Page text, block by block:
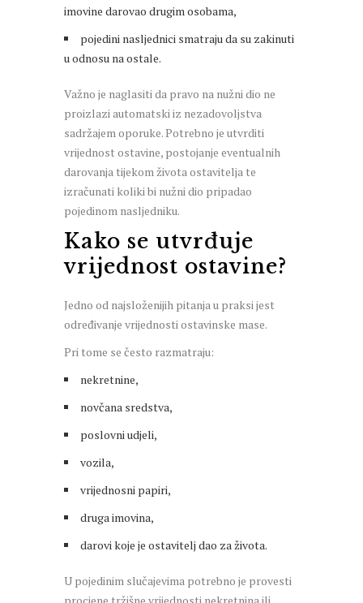
imovine darovao drugim osobama,
pojedini nasljednici smatraju da su zakinuti
u odnosu na ostale.
Važno je naglasiti da pravo na nužni dio ne
proizlazi automatski iz nezadovoljstva
sadržajem oporuke. Potrebno je utvrditi
vrijednost ostavine, postojanje eventualnih
darovanja tijekom života ostavitelja te
izračunati koliki bi nužni dio pripadao
pojedinom nasljedniku.
Kako se utvrđuje
vrijednost ostavine?
Jedno od najsloženijih pitanja u praksi jest
određivanje vrijednosti ostavinske mase.
Pri tome se često razmatraju:
nekretnine,
novčana sredstva,
poslovni udjeli,
vozila,
vrijednosni papiri,
druga imovina,
darovi koje je ostavitelj dao za života.
U pojedinim slučajevima potrebno je provesti